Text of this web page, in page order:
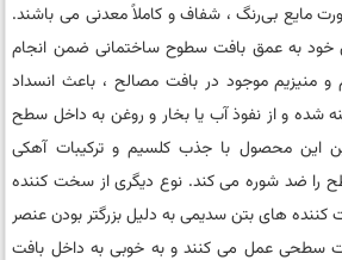
مایع بی‌رنگ ، شفاف و کاملاً معدنی می باشند.
خود به عمق بافت سطوح ساختمانی ضمن انجام
منیزیم موجود در بافت مصالح ، باعث انسداد
شده و از نفوذ آب یا بخار و روغن به داخل سطح
این محصول با جذب کلسیم و ترکیبات آهکی
را ضد شوره می‌ کند. نوع دیگری از سخت کننده
های بتن سدیمی به دلیل بزرگتر بودن عنصر
سطحی عمل می کنند و به خوبی به داخل بافت